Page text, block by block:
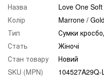
Назва
Love One
Колір
Marrone /
Тип
Сумки
Стать
Жіночі
Стан товару
Новий
SKU (MPN)
104527A29Q-